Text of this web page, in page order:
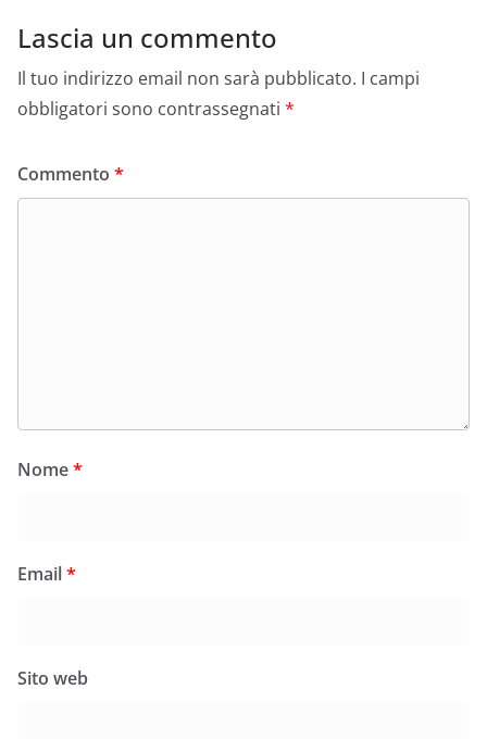
Lascia un commento
Il tuo indirizzo email non sarà pubblicato. I campi
obbligatori sono contrassegnati *
Commento *
Nome*
Email*
Sito web